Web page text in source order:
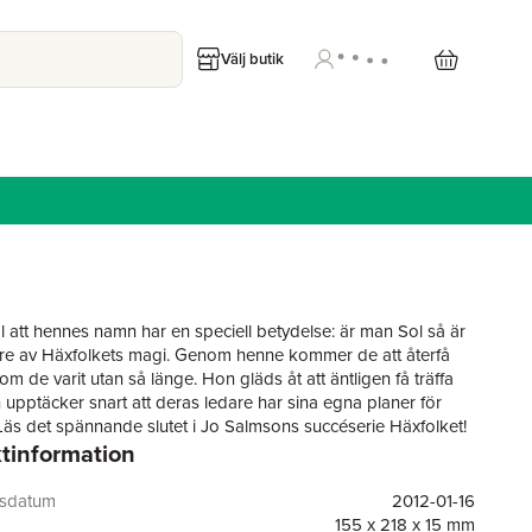
Välj butik
att hennes namn har en speciell betydelse: är man Sol så är
av Häxfolkets magi. Genom henne kommer de att återfå
de varit utan så länge. Hon gläds åt att äntligen få träffa
upptäcker snart att deras ledare har sina egna planer för
det spännande slutet i Jo Salmsons succéserie Häxfolket!
svartvita illustrationer i mangastil av Natalia Batista.När Sol
allt som hänt. I stället för att fly undan general Kiijana, vill de
att slåss!Sol, Arel, Eno och Varg är helt överens - de
2012-01-16
155 x 218 x 15 mm